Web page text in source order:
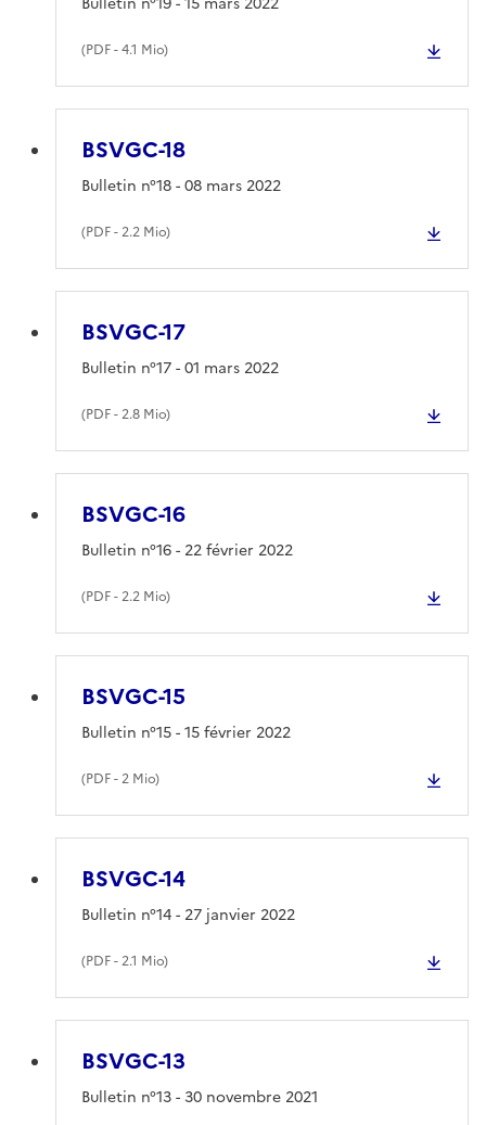
(PDF- 4.1 Mio)
BSVGC-18
(PDF- 2.2 Mio)
Bulletin n°18 - 08 mars 2022
BSVGC-17
(PDF- 2.8 Mio)
Bulletin n°17 - 01 mars 2022
BSVGC-16
(PDF- 2.2 Mio)
Bulletin n°16 - 22 février 2022
BSVGC-15
(PDF- 2 Mio)
Bulletin n°15 - 15 février 2022
BSVGC-14
(PDF- 2.1 Mio)
Bulletin n°14 - 27 janvier 2022
BSVGC-13
Bulletin n°13 - 30 novembre 2021